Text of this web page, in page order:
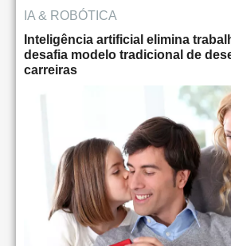
IA & ROBÓTICA
Inteligência artificial elimina
desafia modelo tradicional de
carreiras